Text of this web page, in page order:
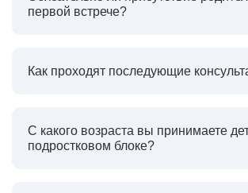
первой встрече?
Как проходят последующие
С какого возраста вы принимаете
подростковом блоке?